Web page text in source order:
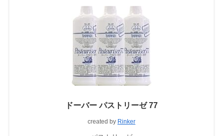
ドーバー パストリーゼ 77
created by Rinker